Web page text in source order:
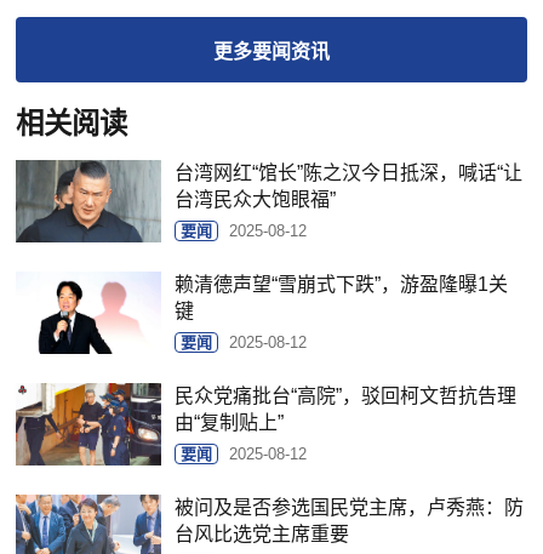
更多要闻资讯
相关阅读
台湾网红“馆长”陈之汉今日抵深，喊话“让
台湾民众大饱眼福”
要闻 2025-08-12
赖清德声望“雪崩式下跌”，游盈隆曝1关
键
要闻 2025-08-12
民众党痛批台“高院”，驳回柯文哲抗告理
由“复制贴上”
要闻 2025-08-12
被问及是否参选国民党主席，卢秀燕：防
台风比选党主席重要